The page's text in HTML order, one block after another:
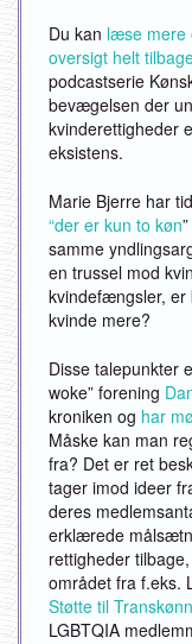
Du kan læse mere
oversigt helt
podcastserie
bevægelsen der
kvinderettigheder
eksistens.
Marie Bjerre har
“der er kun to køn
samme
en trussel mod
kvindefængsler, er
kvinde mere?
Disse talepunkter
woke” forening
kroniken og har
Måske kan man
fra? Det er ret
tager imod ideer
deres
erklærede
rettigheder
området fra f.eks.
Støtte til
LGBTQIA